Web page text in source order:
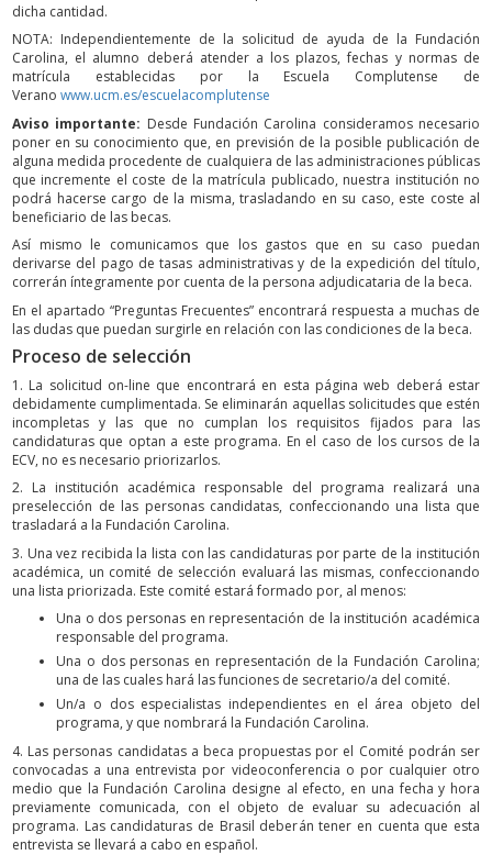
dicha cantidad.
NOTA: Independientemente de la solicitud de ayuda de la Fundación
Carolina, el alumno deberá atender a los plazos, fechas y normas de
matrícula establecidas por la Escuela Complutense de
Verano www.ucm.es/escuelacomplutense
Aviso importante: Desde Fundación Carolina consideramos necesario
poner en su conocimiento que, en previsión de la posible publicación de
alguna medida procedente de cualquiera de las administraciones públicas
que incremente el coste de la matrícula publicado, nuestra institución no
podrá hacerse cargo de la misma, trasladando en su caso, este coste al
beneficiario de las becas.
Así mismo le comunicamos que los gastos que en su caso puedan
derivarse del pago de tasas administrativas y de la expedición del título,
correrán íntegramente por cuenta de la persona adjudicataria de la beca.
En el apartado “Preguntas Frecuentes” encontrará respuesta a muchas de
las dudas que puedan surgirle en relación con las condiciones de la beca.
Proceso de selección
1. La solicitud on-line que encontrará en esta página web deberá estar
debidamente cumplimentada. Se eliminarán aquellas solicitudes que estén
incompletas y las que no cumplan los requisitos fijados para las
candidaturas que optan a este programa. En el caso de los cursos de la
ECV, no es necesario priorizarlos.
2. La institución académica responsable del programa realizará una
preselección de las personas candidatas, confeccionando una lista que
trasladará a la Fundación Carolina.
3. Una vez recibida la lista con las candidaturas por parte de la institución
académica, un comité de selección evaluará las mismas, confeccionando
una lista priorizada. Este comité estará formado por, al menos:
Una o dos personas en representación de la institución académica
responsable del programa.
Una o dos personas en representación de la Fundación Carolina;
una de las cuales hará las funciones de secretario/a del comité.
Un/a o dos especialistas independientes en el área objeto del
programa, y que nombrará la Fundación Carolina.
4. Las personas candidatas a beca propuestas por el Comité podrán ser
convocadas a una entrevista por videoconferencia o por cualquier otro
medio que la Fundación Carolina designe al efecto, en una fecha y hora
previamente comunicada, con el objeto de evaluar su adecuación al
programa. Las candidaturas de Brasil deberán tener en cuenta que esta
entrevista se llevará a cabo en español.